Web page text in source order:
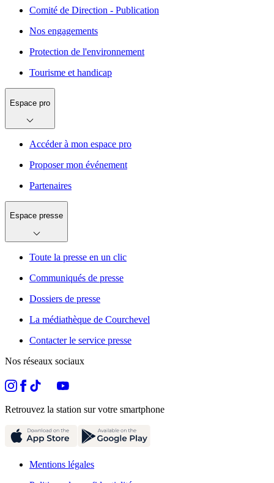
Comité de Direction - Publication
Nos engagements
Protection de l'environnement
Tourisme et handicap
Espace pro
Accéder à mon espace pro
Proposer mon événement
Partenaires
Espace presse
Toute la presse en un clic
Communiqués de presse
Dossiers de presse
La médiathèque de Courchevel
Contacter le service presse
Nos réseaux sociaux
Retrouvez la station sur votre smartphone
Mentions légales